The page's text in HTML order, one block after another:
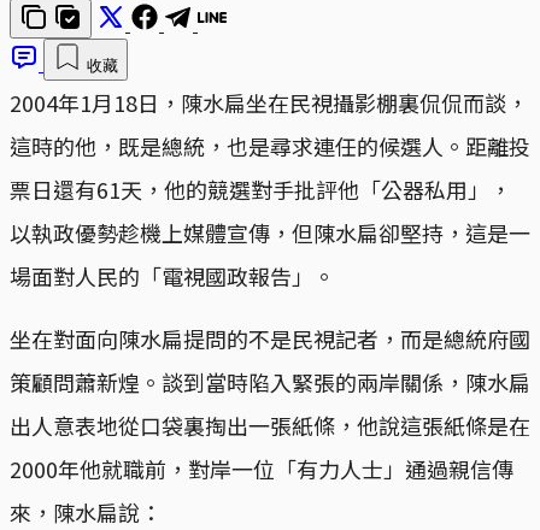
收藏
2004年1月18日，陳水扁坐在民視攝影棚裏侃侃而談，
這時的他，既是總統，也是尋求連任的候選人。距離投
票日還有61天，他的競選對手批評他「公器私用」，
以執政優勢趁機上媒體宣傳，但陳水扁卻堅持，這是一
場面對人民的「電視國政報告」。
坐在對面向陳水扁提問的不是民視記者，而是總統府國
策顧問蕭新煌。談到當時陷入緊張的兩岸關係，陳水扁
出人意表地從口袋裏掏出一張紙條，他說這張紙條是在
2000年他就職前，對岸一位「有力人士」通過親信傳
來，陳水扁說：